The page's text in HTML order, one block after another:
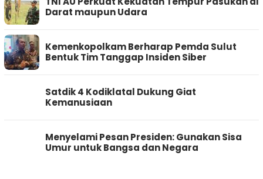
Darat maupun Udara
Kemenkopolkam Berharap Pemda Sulut
Bentuk Tim Tanggap Insiden Siber
Satdik 4 Kodiklatal Dukung Giat
Kemanusiaan
Menyelami Pesan Presiden: Gunakan Sisa
Umur untuk Bangsa dan Negara